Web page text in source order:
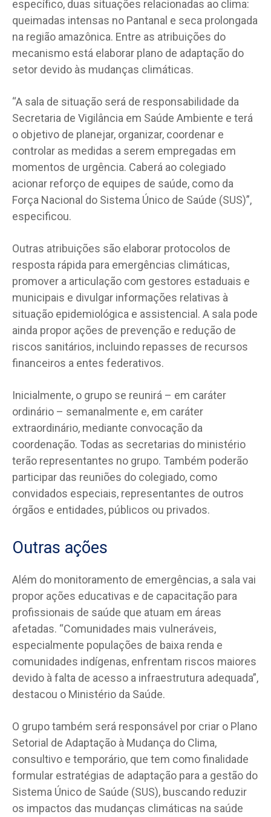
específico, duas situações relacionadas ao clima:
queimadas intensas no Pantanal e seca prolongada
na região amazônica. Entre as atribuições do
mecanismo está elaborar plano de adaptação do
setor devido às mudanças climáticas.
“A sala de situação será de responsabilidade da
Secretaria de Vigilância em Saúde Ambiente e terá
o objetivo de planejar, organizar, coordenar e
controlar as medidas a serem empregadas em
momentos de urgência. Caberá ao colegiado
acionar reforço de equipes de saúde, como da
Força Nacional do Sistema Único de Saúde (SUS)”,
especificou.
Outras atribuições são elaborar protocolos de
resposta rápida para emergências climáticas,
promover a articulação com gestores estaduais e
municipais e divulgar informações relativas à
situação epidemiológica e assistencial. A sala pode
ainda propor ações de prevenção e redução de
riscos sanitários, incluindo repasses de recursos
financeiros a entes federativos.
Inicialmente, o grupo se reunirá – em caráter
ordinário – semanalmente e, em caráter
extraordinário, mediante convocação da
coordenação. Todas as secretarias do ministério
terão representantes no grupo. Também poderão
participar das reuniões do colegiado, como
convidados especiais, representantes de outros
órgãos e entidades, públicos ou privados.
Outras ações
Além do monitoramento de emergências, a sala vai
propor ações educativas e de capacitação para
profissionais de saúde que atuam em áreas
afetadas. “Comunidades mais vulneráveis,
especialmente populações de baixa renda e
comunidades indígenas, enfrentam riscos maiores
devido à falta de acesso a infraestrutura adequada”,
destacou o Ministério da Saúde.
O grupo também será responsável por criar o Plano
Setorial de Adaptação à Mudança do Clima,
consultivo e temporário, que tem como finalidade
formular estratégias de adaptação para a gestão do
Sistema Único de Saúde (SUS), buscando reduzir
os impactos das mudanças climáticas na saúde